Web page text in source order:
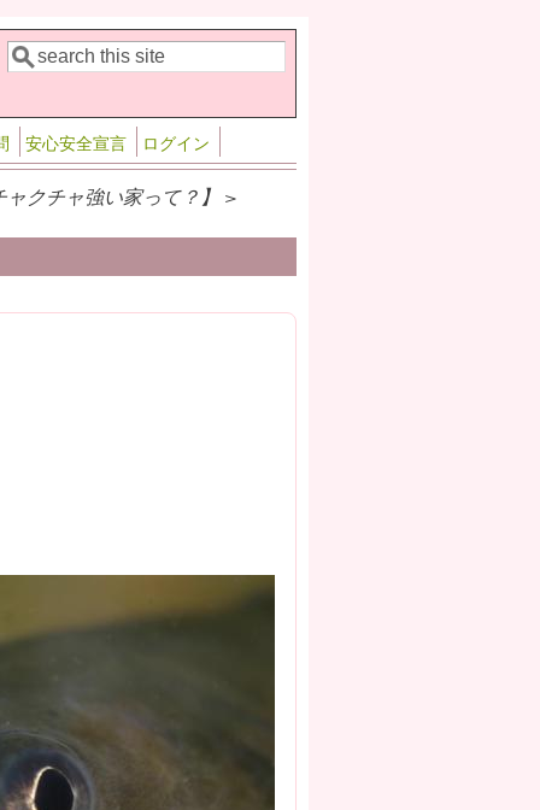
検索フォーム
検索
安心安全宣言 ログイン
クチャ強い家って？】 >